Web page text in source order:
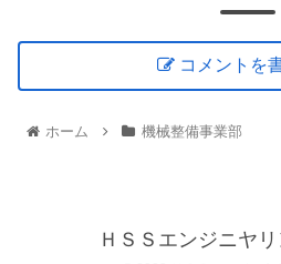
コメントを
ホーム 機械整備事業部
ＨＳＳエンジニヤ